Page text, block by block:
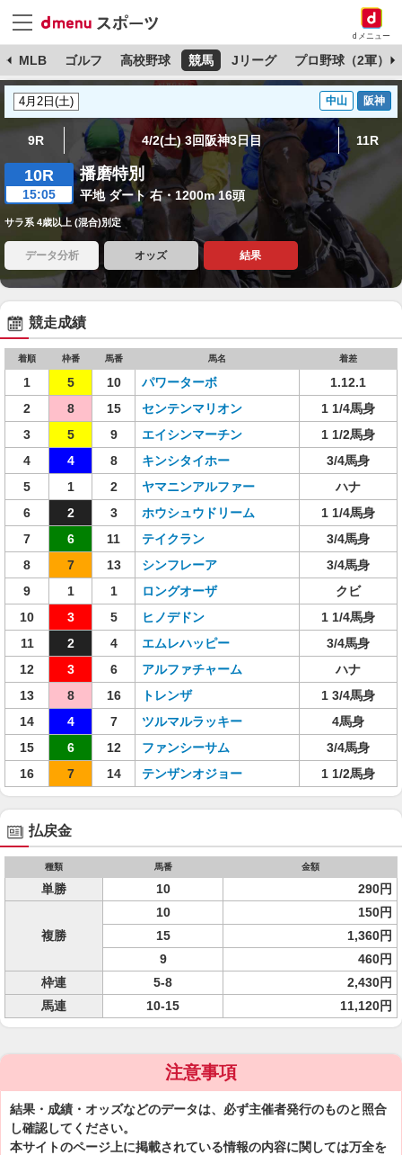
dメニュー
MLB ゴルフ 高校野球 競馬 Jリーグ プロ野球（2軍）
中山 阪神
9R 4/2(土) 3回阪神3日目 11R
10R
15:05
播磨特別
平地 ダート 右・1200m 16頭
サラ系 4歳以上 (混合)別定
データ分析 オッズ 結果
競走成績
着順 枠番 馬番 馬名 着差
1 5 10 パワーターボ
1.12.1
2
8 15 センテンマリオン
1 1/4馬身
3
5 9 エイシンマーチン
1 1/2馬身
4
4 8 キンシタイホー
3/4馬身
5
1 2 ヤマニンアルファー
ハナ
6
2 3 ホウシュウドリーム
1 1/4馬身
7
6 11 テイクラン
3/4馬身
8
7 13 シンフレーア
3/4馬身
9
1 1 ロングオーザ
クビ
10
3 5 ヒノデドン
1 1/4馬身
11
2 4 エムレハッピー
3/4馬身
12
3 6 アルファチャーム
ハナ
13
8 16 トレンザ
1 3/4馬身
14
4 7 ツルマルラッキー
4馬身
15
6 12 ファンシーサム
3/4馬身
16
7 14 テンザンオジョー 1 1/2馬身
払戻金
種類 馬番 金額
単勝 10 290円
複勝
10
150円
15
1,360円
9
460円
枠連
5-8
2,430円
馬連
10-15 11,120円
注意事項
結果・成績・オッズなどのデータは、必ず主催者発行のものと照合
し確認してください。
本サイトのページ上に掲載されている情報の内容に関しては万全を